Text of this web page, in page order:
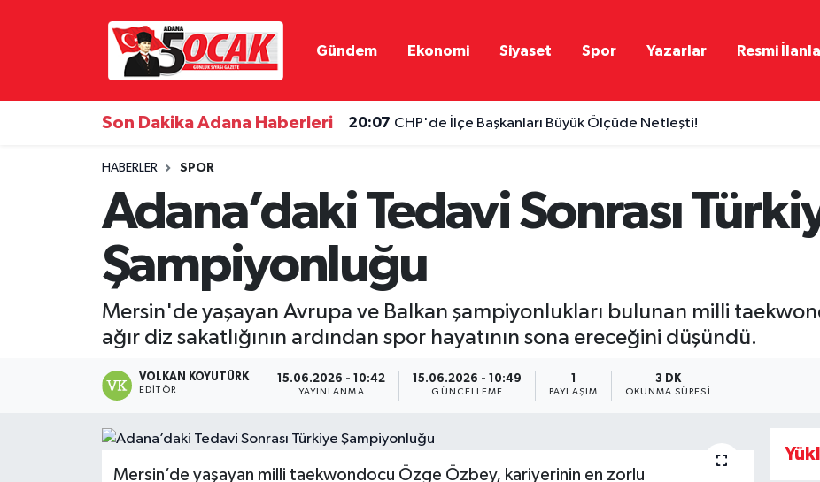
Gündem Ekonomi Siyaset Spor Yazarlar Resmi
Son Dakika Adana Haberleri 20:07 CHP'de İlçe Başkanları Büyük Ölçüde Netleşti!
HABERLER SPOR
Adana’daki Tedavi Sonrası
Şampiyonluğu
Mersin'de yaşayan Avrupa ve Balkan şampiyonlukları bulunan milli
ağır diz sakatlığının ardından spor hayatının sona ereceğini düşündü.
VOLKAN KOYUTÜRK
EDITÖR
15.06.2026 - 10:42
YAYINLANMA
15.06.2026 - 10:49
GÜNCELLEME PAYLAŞIM
3 DK
OKUNMA SÜRESI
Mersin’de yaşayan milli taekwondocu Özge Özbey, kariyerinin en zorlu
Ekonomi
Gündem
Haber Reklam
Magazin
Hava Durumu
Tüm Manşetler
Son Dakika Haberleri
Haber Arşivi